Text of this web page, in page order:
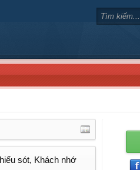
sót, Khách nhớ